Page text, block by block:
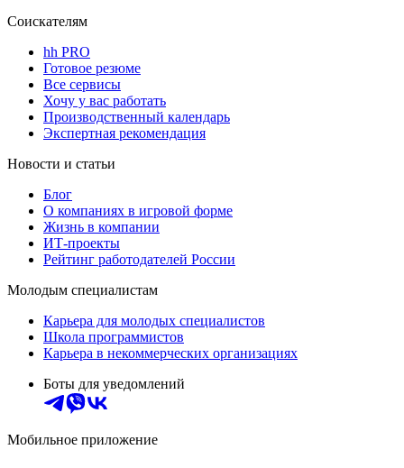
Соискателям
hh PRO
Готовое резюме
Все сервисы
Хочу у вас работать
Производственный календарь
Экспертная рекомендация
Новости и статьи
Блог
О компаниях в игровой форме
Жизнь в компании
ИТ-проекты
Рейтинг работодателей России
Молодым специалистам
Карьера для молодых специалистов
Школа программистов
Карьера в некоммерческих организациях
Боты для уведомлений
Мобильное приложение